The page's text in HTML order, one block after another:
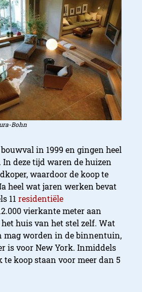
Bohn
in 1999 en gingen heel
In deze tijd waren de huizen
waardoor de koop te
heel wat jaren werken bevat
11 residentiële
vierkante meter aan
huis van het stel zelf. Wat
mag worden in de binnentuin,
is voor New York. Inmiddels
te koop staan voor meer dan 5